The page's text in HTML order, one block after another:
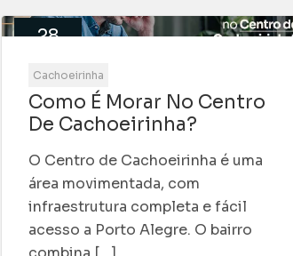
28
Maio
Cachoeirinha
Como É Morar No Centro
De Cachoeirinha?
O Centro de Cachoeirinha é uma
área movimentada, com
infraestrutura completa e fácil
acesso a Porto Alegre. O bairro